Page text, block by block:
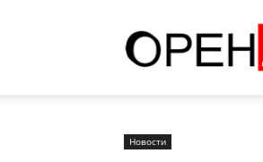
Новости